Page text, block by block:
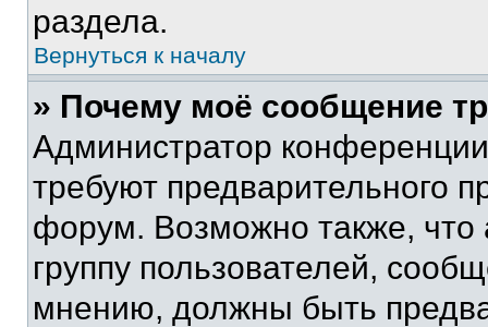
раздела.
Вернуться к началу
» Почему моё сообщение
Администратор
требуют предварительного
форум. Возможно также, что
группу пользователей,
мнению, должны быть